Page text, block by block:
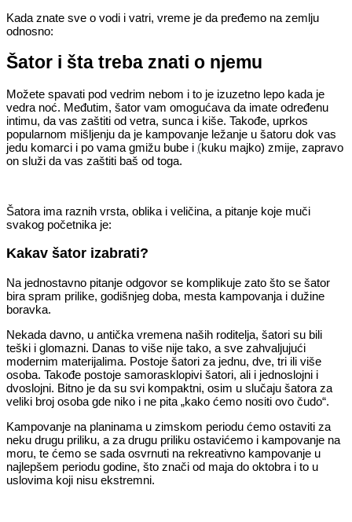
Kada znate sve o vodi i vatri, vreme je da pređemo na zemlju
odnosno:
Šator i šta treba znati o njemu
Možete spavati pod vedrim nebom i to je izuzetno lepo kada je
vedra noć. Međutim, šator vam omogućava da imate određenu
intimu, da vas zaštiti od vetra, sunca i kiše. Takođe, uprkos
popularnom mišljenju da je kampovanje ležanje u šatoru dok vas
jedu komarci i po vama gmižu bube i (kuku majko) zmije, zapravo
on služi da vas zaštiti baš od toga.
Šatora ima raznih vrsta, oblika i veličina, a pitanje koje muči
svakog početnika je:
Kakav šator izabrati?
Na jednostavno pitanje odgovor se komplikuje zato što se šator
bira spram prilike, godišnjeg doba, mesta kampovanja i dužine
boravka.
Nekada davno, u antička vremena naših roditelja, šatori su bili
teški i glomazni. Danas to više nije tako, a sve zahvaljujući
modernim materijalima. Postoje šatori za jednu, dve, tri ili više
osoba. Takođe postoje samorasklopivi šatori, ali i jednoslojni i
dvoslojni. Bitno je da su svi kompaktni, osim u slučaju šatora za
veliki broj osoba gde niko i ne pita „kako ćemo nositi ovo čudo“.
Kampovanje na planinama u zimskom periodu ćemo ostaviti za
neku drugu priliku, a za drugu priliku ostavićemo i kampovanje na
moru, te ćemo se sada osvrnuti na rekreativno kampovanje u
najlepšem periodu godine, što znači od maja do oktobra i to u
uslovima koji nisu ekstremni.